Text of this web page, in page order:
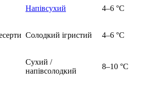
Напівсухий 4–6 °C
Солодкий ігристий 4–6 °C
Сухий /
напівсолодкий
8–10 °C